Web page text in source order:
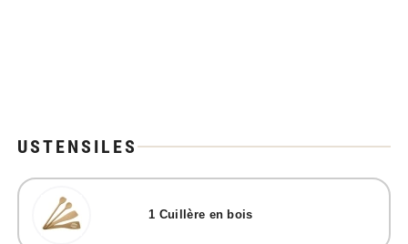
USTENSILES
1 Cuillère en bois